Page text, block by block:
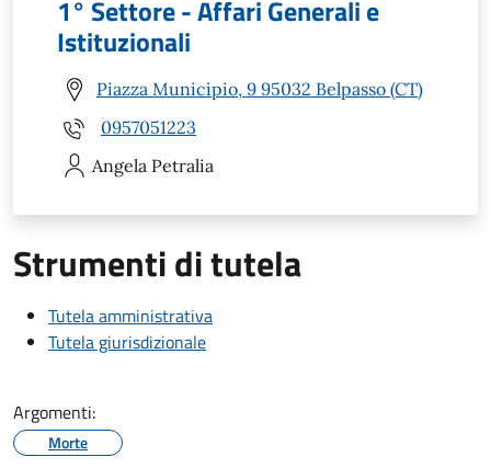
1° Settore - Affari Generali e
Istituzionali
Piazza Municipio, 9 95032 Belpasso (CT)
0957051223
Angela Petralia
Strumenti di tutela
Tutela amministrativa
Tutela giurisdizionale
Argomenti:
Morte